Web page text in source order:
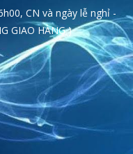
CN và ngày lễ nghỉ -
GIAO HÀNG )